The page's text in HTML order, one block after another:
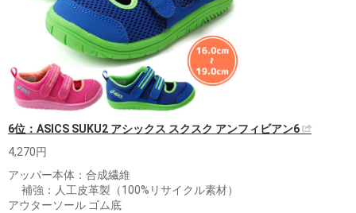
6位：ASICS SUKU2 アシックス スクスク アンフィビアン6
4,270円
アッパー本体：合成繊維
補強：人工皮革製（100%リサイクル素材）
アウターソール ゴム底